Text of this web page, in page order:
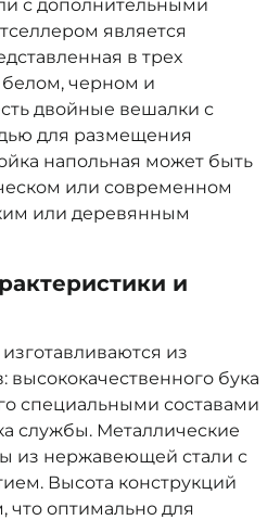
с дополнительными
является
в трех
черном и
двойные вешалки с
для размещения
напольная может быть
или современном
или деревянным
и
из
высококачественного бука
специальными составами
службы. Металлические
из нержавеющей стали с
Высота конструкций
что оптимально для